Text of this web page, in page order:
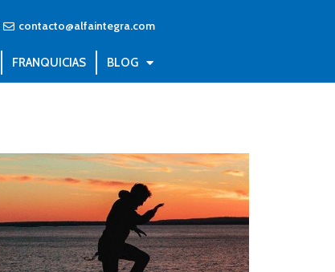
contacto@alfaintegra.com
FRANQUICIAS BLOG